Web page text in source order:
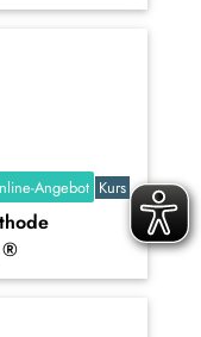
Angebot Kurs
®